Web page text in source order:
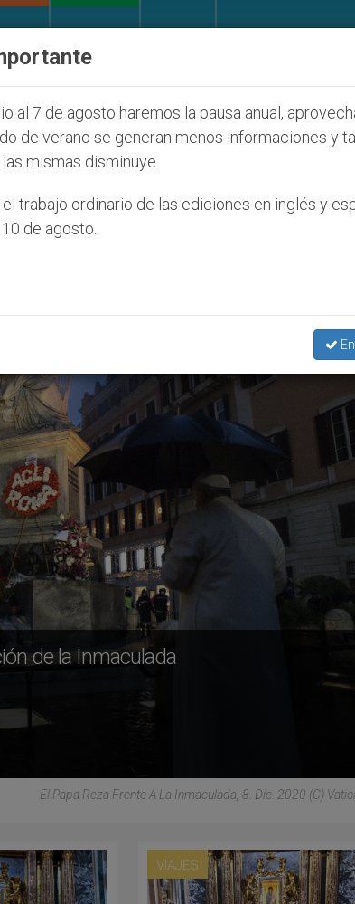
La Mayor’
de la Inmaculada
El Papa Reza Frente A La Inmaculada, 8. Dic. 2020 (C)
VIAJES
al 7 de agosto haremos la pausa anual,
de verano se generan menos informaciones y
mismas disminuye.
trabajo ordinario de las ediciones en inglés y
de agosto.